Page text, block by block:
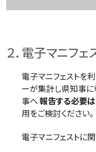
２．電子マニフ
電子マニフェストを
ーが集計し県知事
事へ報告する必要は
用をご検討ください。
電子マニフェストに